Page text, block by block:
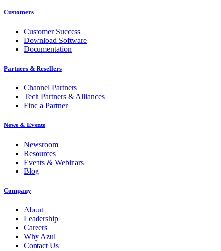
Customers
Customer Success
Download Software
Documentation
Partners & Resellers
Channel Partners
Tech Partners & Alliances
Find a Partner
News & Events
Newsroom
Resources
Events & Webinars
Blog
Company
About
Leadership
Careers
Why Azul
Contact Us